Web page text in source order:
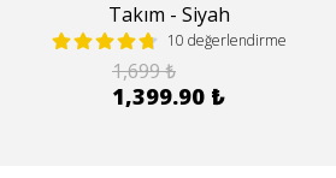
Takım - Siyah
10 değerlendirme
1,699 ₺
1,399.90 ₺